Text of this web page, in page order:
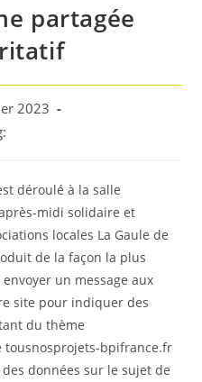
partagée
2023
déroulé à la salle
midi solidaire et
locales La Gaule de
de la façon la plus
un message aux
site pour indiquer des
du thème
tousnosprojets-bpifrance.fr
données sur le sujet de